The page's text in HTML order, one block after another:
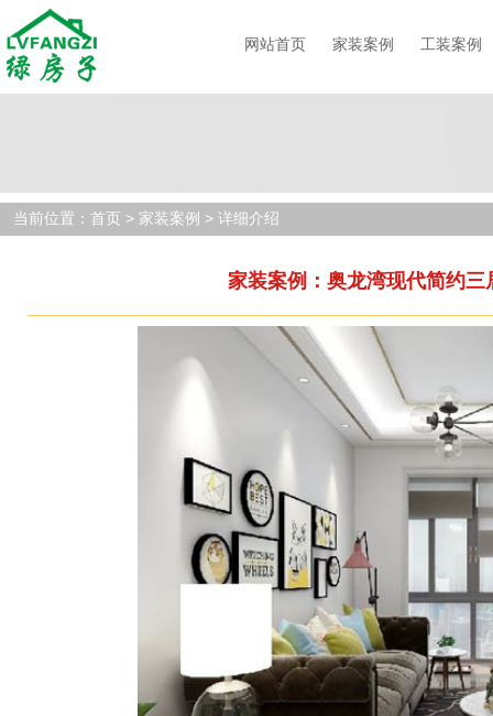
网站首页 家装案例 工装案例
当前位置： 首页 > 家装案例 > 详细介绍
家装案例：奥龙湾现代简约